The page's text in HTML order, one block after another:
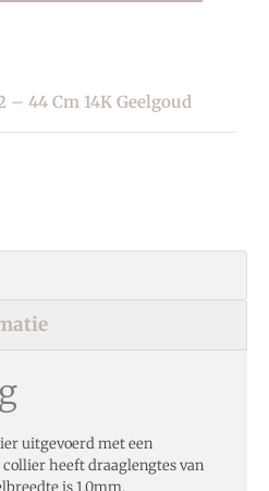
44 Cm 14K Geelgoud
uitgevoerd met een
heeft draaglengtes van
is 1.0mm.